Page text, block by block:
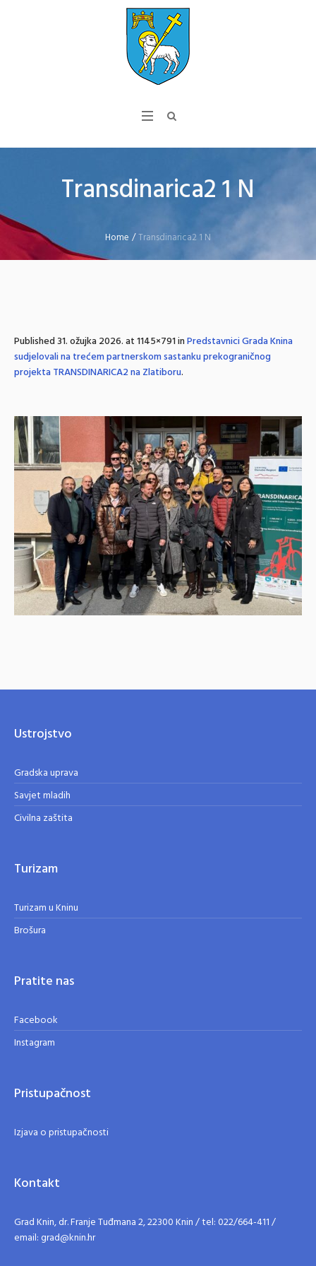
Transdinarica2 1 N
Home /Transdinarica2 1 N
Published31. ožujka 2026.at 1145×791 inPredstavnici Grada Knina
sudjelovali na trećem partnerskom sastanku prekograničnog
projekta TRANSDINARICA2 na Zlatiboru.
Ustrojstvo
Gradska uprava
Savjet mladih
Civilna zaštita
Turizam
Turizam u Kninu
Brošura
Pratite nas
Facebook
Instagram
Pristupačnost
Izjava o pristupačnosti
Kontakt
Grad Knin, dr. Franje Tuđmana 2, 22300 Knin / tel: 022/664-411 /
email: grad@knin.hr